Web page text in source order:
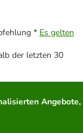
* Es gelten
der letzten 30
Angebote,